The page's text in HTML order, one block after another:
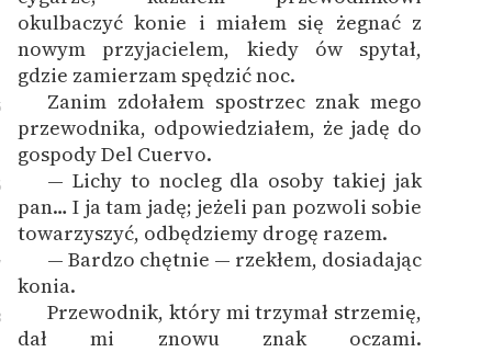
okulbaczyć konie i miałem się żegnać z
nowym przyjacielem, kiedy ów spytał,
gdzie zamierzam spędzić noc.
Zanim zdołałem spostrzec znak mego
przewodnika, odpowiedziałem, że jadę do
gospody Del Cuervo.
— Lichy to nocleg dla osoby takiej jak
pan… I ja tam jadę; jeżeli pan pozwoli sobie
towarzyszyć, odbędziemy drogę razem.
— Bardzo chętnie — rzekłem, dosiadając
konia.
Przewodnik, który mi trzymał strzemię,
dał mi znowu znak oczami.